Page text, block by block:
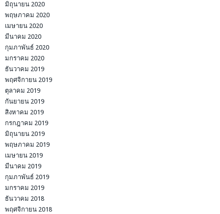
มิถุนายน 2020
พฤษภาคม 2020
เมษายน 2020
มีนาคม 2020
กุมภาพันธ์ 2020
มกราคม 2020
ธันวาคม 2019
พฤศจิกายน 2019
ตุลาคม 2019
กันยายน 2019
สิงหาคม 2019
กรกฎาคม 2019
มิถุนายน 2019
พฤษภาคม 2019
เมษายน 2019
มีนาคม 2019
กุมภาพันธ์ 2019
มกราคม 2019
ธันวาคม 2018
พฤศจิกายน 2018